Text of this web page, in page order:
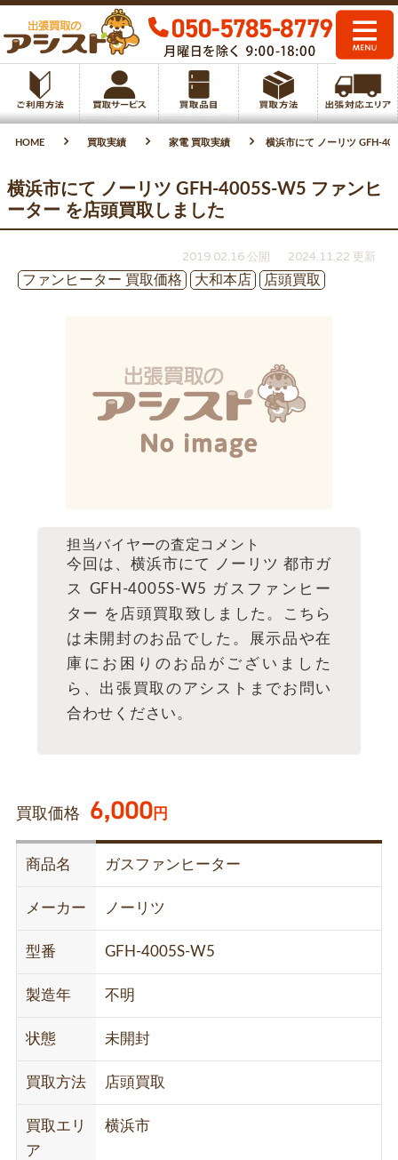
HOME 買取実績 家電 買取実績 横浜市にて ノーリツ GFH-
横浜市にて ノーリツ GFH-4005S-W5 ファンヒ
ーター を店頭買取しました
2019.02.16 公開
2024.11.22 更新
ファンヒーター 買取価格
大和本店 店頭買取
担当バイヤーの査定コメント
今回は、横浜市にて ノーリツ 都市ガ
ス GFH-4005S-W5 ガスファンヒー
ター を店頭買取致しました。こちら
は未開封のお品でした。展示品や在
庫にお困りのお品がございました
ら、出張買取のアシストまでお問い
合わせください。
買取価格 6,000円
商品名 ガスファンヒーター
メーカー ノーリツ
型番 GFH-4005S-W5
製造年 不明
状態 未開封
買取方法 店頭買取
買取エリ
ア
横浜市